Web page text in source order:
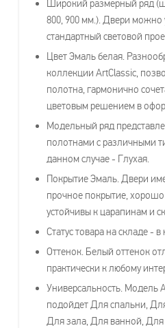
Широкий размерный ряд
800, 900 мм.). Двери можно
стандартный световой
Цвет Эмаль белая.
коллекции ArtClassic,
полотна, гармонично
цветовым решением в
Модельный ряд
полотнами с различными
данном случае - Глухая.
Покрытие Эмаль. Двери
прочное покрытие, хорошо
устойчивы к царапинам и
Статус товара на складе - в
Оттенок. Белый оттенок
практически к любому
Универсальность. Модель
подойдет Для спальни,
Для зала, Для ванной, Для